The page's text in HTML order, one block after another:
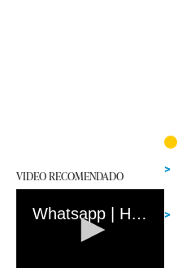
VIDEO RECOMENDADO
Whatsapp | Hackers aprovechan falla de seguridad en aplicativo para instalar programa espía